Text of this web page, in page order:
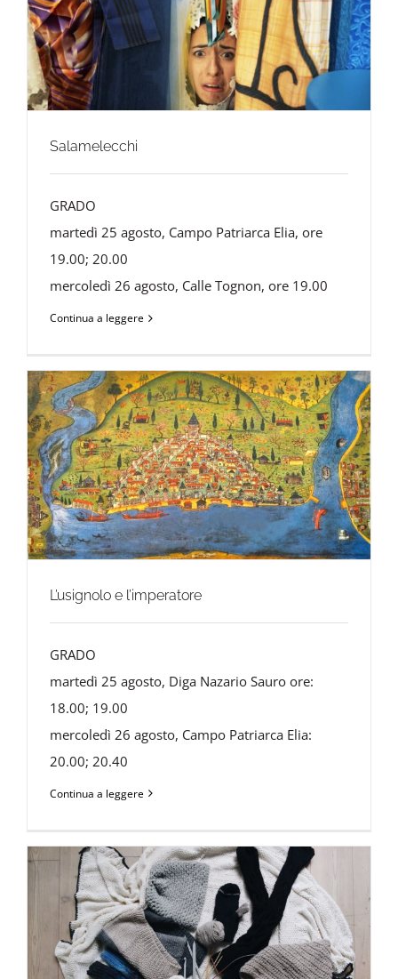
Salamelecchi
GRADO
martedì 25 agosto, Campo Patriarca Elia, ore
19.00; 20.00
mercoledì 26 agosto, Calle Tognon, ore 19.00
Continua a leggere
L’usignolo e l’imperatore
GRADO
martedì 25 agosto, Diga Nazario Sauro ore:
18.00; 19.00
mercoledì 26 agosto, Campo Patriarca Elia:
20.00; 20.40
Continua a leggere